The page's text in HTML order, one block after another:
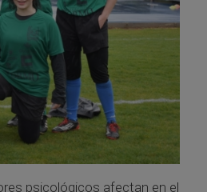
psicológicos afectan en el